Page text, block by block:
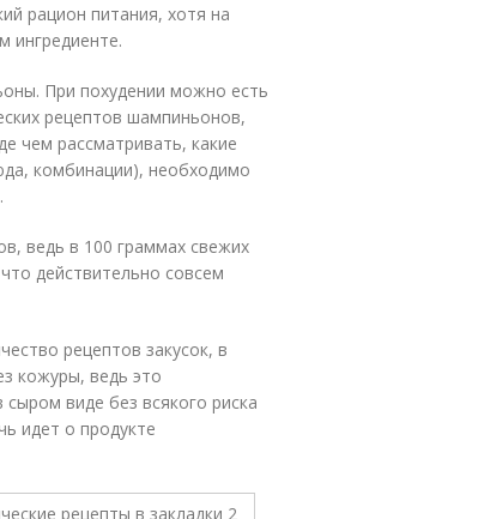
рацион питания, хотя на
ингредиенте.
При похудении можно есть
рецептов шампиньонов,
чем рассматривать, какие
комбинации), необходимо
ведь в 100 граммах свежих
действительно совсем
рецептов закусок, в
кожуры, ведь это
виде без всякого риска
идет о продукте